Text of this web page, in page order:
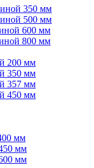
350 мм
500 мм
600 мм
800 мм
200 мм
350 мм
357 мм
450 мм
мм
мм
мм